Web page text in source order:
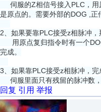
伺服的Z相信号接入PLC，用
是原点的。需要外部的DOG ,正
2、如果要靠PLC接受z相脉冲
用原点复归指令时有一个
完成。
3、如果靠PLC接受z相脉冲，
伺服里面只有残留的脉冲数
回复 引用 举报